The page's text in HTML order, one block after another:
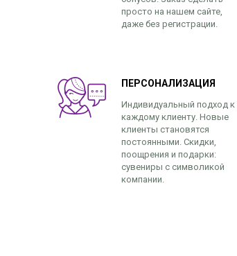
просто на нашем сайте,
даже без регистрации.
ПЕРСОНАЛИЗАЦИЯ
Индивидуальный подход к
каждому клиенту. Новые
клиенты становятся
постоянными. Скидки,
поощрения и подарки:
сувениры с символикой
компании.